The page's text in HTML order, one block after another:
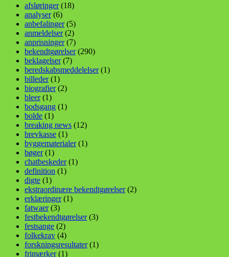
afsløringer(18)
analyser(6)
anbefalinger(5)
anmeldelser(2)
anprisninger(7)
bekendtgørelser(290)
beklagelser(7)
beredskabsmeddelelser(1)
billeder(1)
biografier(2)
bleer(1)
bodsgang (1)
bolde (1)
breaking news (12)
brevkasse (1)
byggematerialer(1)
bøger(1)
chatbeskeder(1)
definition (1)
digte (1)
ekstraordinære bekendtgørelser(2)
erklæringer(1)
fatwaer(3)
festbekendtgørelser(3)
festsange (2)
folkekrav (4)
forskningsresultater(1)
frimærker(1)